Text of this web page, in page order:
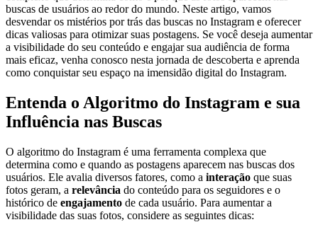
buscas de usuários ao redor do ‌mundo. Neste artigo, vamos
desvendar os mistérios por trás das buscas no Instagram e oferecer
dicas valiosas para otimizar suas postagens. Se você deseja⁤ aumentar⁤
a visibilidade do seu ​conteúdo e engajar sua audiência de forma
mais eficaz, venha conosco nesta jornada de descoberta e aprenda
como conquistar seu espaço na imensidão digital do Instagram.
Entenda o Algoritmo do Instagram e sua
Influência nas Buscas
O algoritmo do Instagram⁤ é uma ferramenta complexa que‍
determina como e quando⁢ as postagens aparecem nas buscas dos
usuários. Ele avalia⁣ diversos fatores, como a interação que suas
fotos geram, a relevância do conteúdo para os seguidores ​e o
histórico de engajamento de cada usuário. Para aumentar a
visibilidade das suas​ fotos, considere⁤ as ​seguintes dicas: